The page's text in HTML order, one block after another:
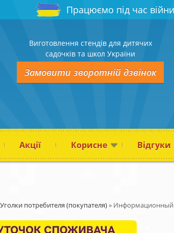
Працюємо під час війни
Виготовлення стендів для дитячих
садочків та школ України
Замовити зворотній дзвінок
Акції Корисне Відгуки
Уголки потребителя (покупателя)» Информационный